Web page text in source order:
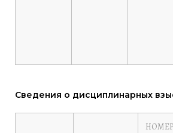
Сведения о дисциплинарных